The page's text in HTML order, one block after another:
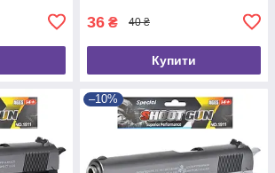
36 ₴ 40 ₴
Купити
–10%